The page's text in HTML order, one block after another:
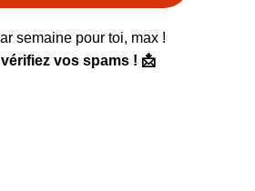
semaine pour toi, max !
vos spams ! 📩